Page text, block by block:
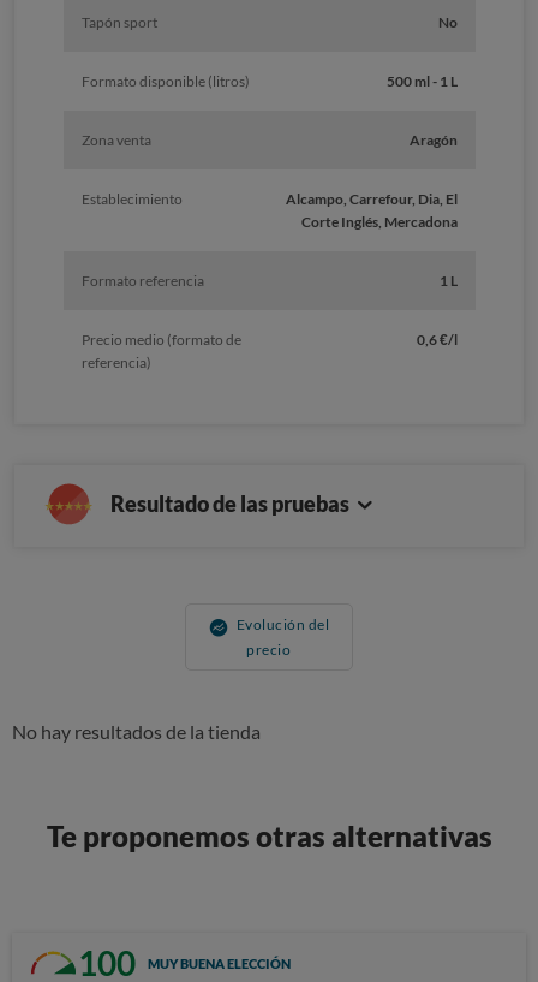
Tapón sport No
Formato disponible (litros) 500 ml - 1 L
Zona venta Aragón
Establecimiento
Alcampo, Carrefour, Dia, El
Corte Inglés, Mercadona
Formato referencia 1 L
Precio medio (formato de
referencia)
0,6 €/l
Resultado de las pruebas
Evolución del
precio
No hay resultados de la tienda
Te proponemos otras alternativas
100 MUY BUENA ELECCIÓN